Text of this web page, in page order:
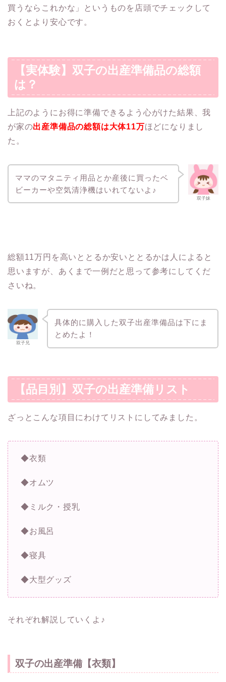
買うならこれかな」というものを店頭でチェックして
おくとより安心です。
【実体験】双子の出産準備品の総額
は？
上記のようにお得に準備できるよう心がけた結果、我
が家の出産準備品の総額は大体11万ほどになりまし
た。
双子妹
ママのマタニティ用品とか産後に買ったベ
ビーカーや空気清浄機はいれてないよ♪
総額11万円を高いととるか安いととるかは人によると
思いますが、あくまで一例だと思って参考にしてくだ
さいね。
双子兄
具体的に購入した双子出産準備品は下にま
とめたよ！
【品目別】双子の出産準備リスト
ざっとこんな項目にわけてリストにしてみました。
◆衣類
◆オムツ
◆ミルク・授乳
◆お風呂
◆寝具
◆大型グッズ
それぞれ解説していくよ♪
双子の出産準備【衣類】